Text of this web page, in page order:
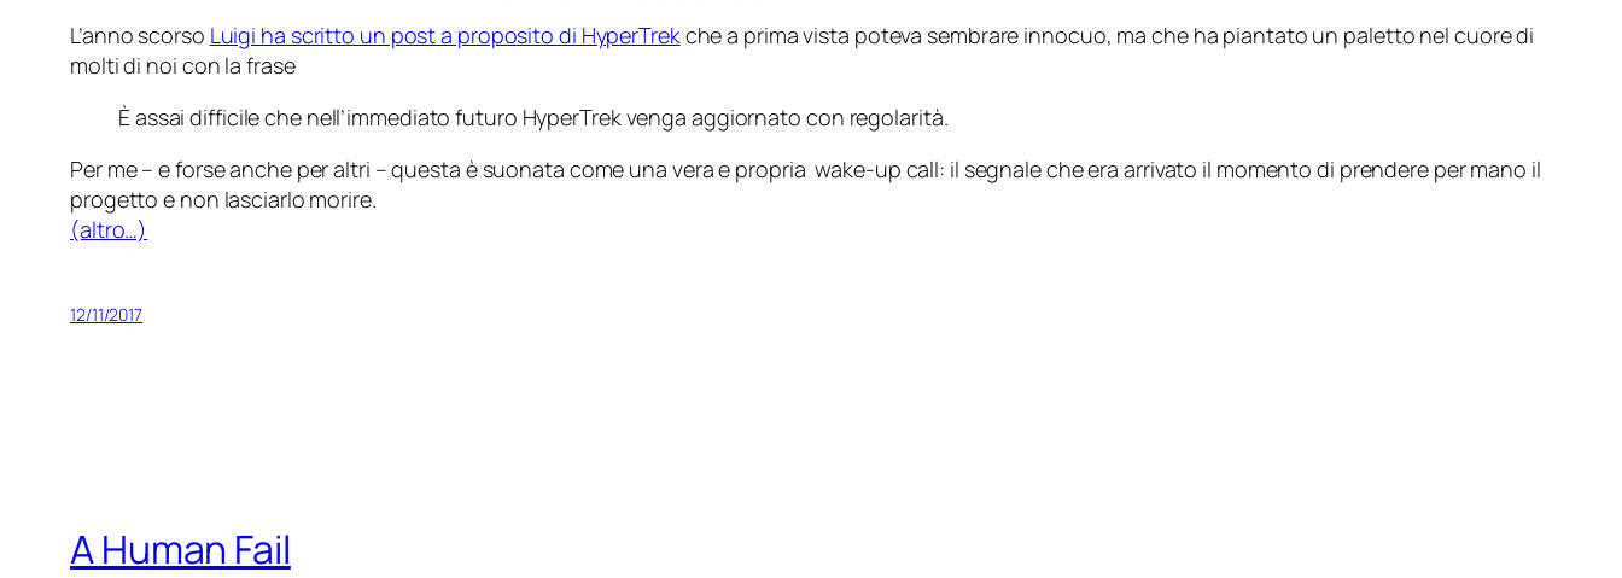
L’anno scorso Luigi ha scritto un post a proposito di HyperTrekche a prima vista poteva sembrare innocuo, ma che ha piantato un paletto nel cuore di
molti di noi con la frase
È assai difficile che nell’immediato futuro HyperTrek venga aggiornato con regolarità.
Per me – e forse anche per altri – questa è suonata come una vera e propriawake-up call: il segnale che era arrivato il momento di prendere per mano il
progetto e non lasciarlo morire.
(altro…)
12/11/2017
A Human Fail